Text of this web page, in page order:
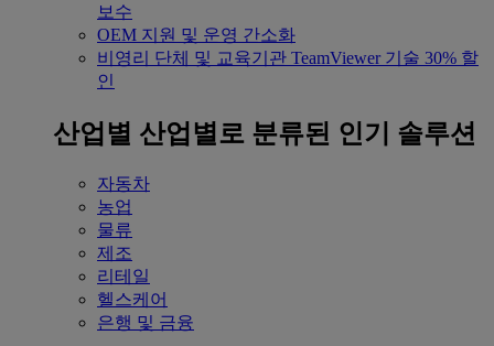
보수
OEM 지원 및 운영 간소화
비영리 단체 및 교육기관 TeamViewer 기술 30% 할
인
산업별 산업별로 분류된 인기 솔루션
자동차
농업
물류
제조
리테일
헬스케어
은행 및 금융